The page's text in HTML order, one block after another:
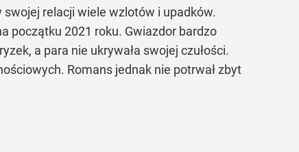
relacji wiele wzlotów i upadków.
początku 2021 roku. Gwiazdor bardzo
a para nie ukrywała swojej czułości.
Romans jednak nie potrwał zbyt